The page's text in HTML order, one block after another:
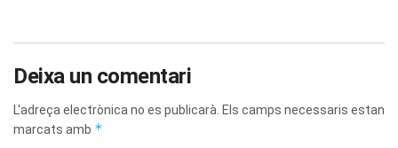
Deixa un comentari
L'adreça electrònica no es publicarà. Els camps necessaris estan
marcats amb *